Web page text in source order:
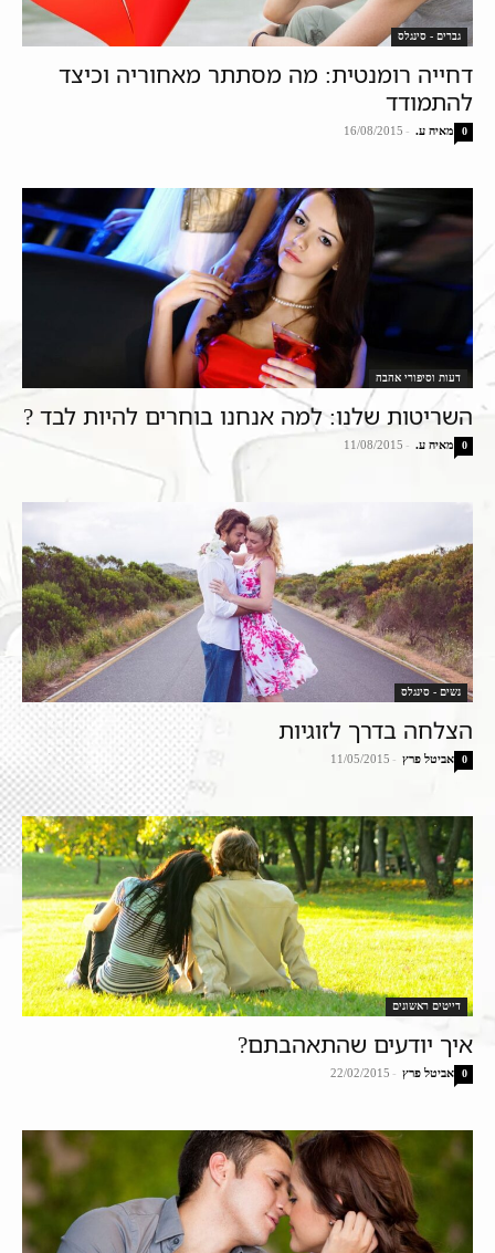
גברים - סינגלס
דחייה רומנטית: מה מסתתר מאחוריה וכיצד
להתמודד
מאיה ע. -
16/08/2015 0
דעות וסיפורי אהבה
השריטות שלנו: למה אנחנו בוחרים להיות לבד ?
מאיה ע. -
11/08/2015 0
נשים - סינגלס
הצלחה בדרך לזוגיות
אביטל פרץ -
11/05/2015 0
דייטים ראשונים
איך יודעים שהתאהבתם?
אביטל פרץ -
22/02/2015 0